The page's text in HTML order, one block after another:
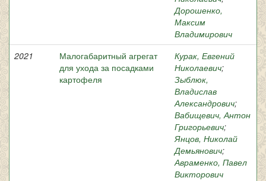
Дорошенко,
Максим
Владимирович
2021
Малогабаритный агрегат
для ухода за посадками
картофеля
Курак, Евгений
Николаевич;
Зыблюк,
Владислав
Александрович;
Вабищевич, Антон
Григорьевич;
Янцов, Николай
Демьянович;
Авраменко, Павел
Викторович